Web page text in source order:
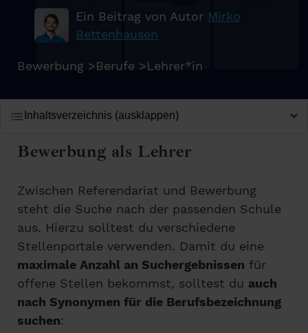
Ein Beitrag von Autor Mirko
Bettenhausen
Bewerbung >Berufe >Lehrer*in
Inhaltsverzeichnis (ausklappen)
Bewerbung als Lehrer
Zwischen Referendariat und Bewerbung
steht die Suche nach der passenden Schule
aus. Hierzu solltest du verschiedene
Stellenportale verwenden. Damit du eine
maximale Anzahl an Suchergebnissen für
offene Stellen bekommst, solltest du auch
nach Synonymen für die Berufsbezeichnung
suchen: